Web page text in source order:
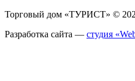
Торговый дом «ТУРИСТ» ©
Разработка сайта — студия